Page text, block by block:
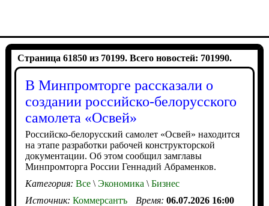
Страница 61850 из 70199. Всего новостей: 701990.
В Минпромторге рассказали о
создании российско-белорусского
самолета «Освей»
Российско-белорусский самолет «Освей» находится
на этапе разработки рабочей конструкторской
документации. Об этом сообщил замглавы
Минпромторга России Геннадий Абраменков.
Категория: Все\Экономика \Бизнес
Источник: Коммерсантъ Время: 06.07.2026 16:00